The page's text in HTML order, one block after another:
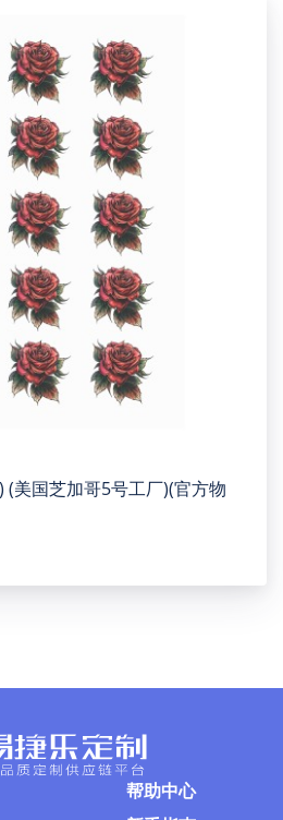
(美国芝加哥5号工厂)(官方物
帮助中心